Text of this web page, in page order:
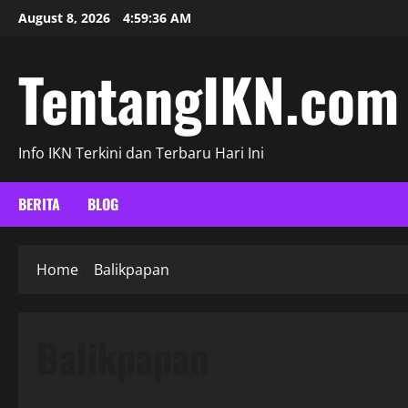
SkipAugust 8, 2026 4:59:36 AM
TentangIKN.com
Info IKN Terkini dan Terbaru Hari Ini
BERITA BLOG
Home Balikpapan